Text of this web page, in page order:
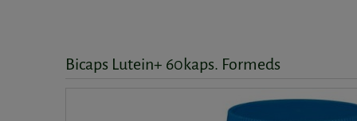
Bicaps Lutein+ 60kaps. Formeds